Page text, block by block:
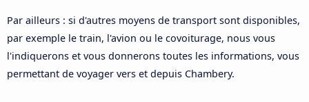
Par ailleurs : si d'autres moyens de transport sont disponibles,
par exemple le train, l'avion ou le covoiturage, nous vous
l'indiquerons et vous donnerons toutes les informations, vous
permettant de voyager vers et depuis Chambery.